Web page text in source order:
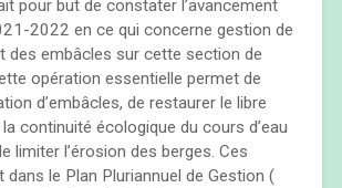
pour but de constater l’avancement
2022 en ce qui concerne gestion de
des embâcles sur cette section de
opération essentielle permet de
d’embâcles, de restaurer le libre
continuité écologique du cours d’eau
limiter l’érosion des berges. Ces
dans le Plan Pluriannuel de Gestion (